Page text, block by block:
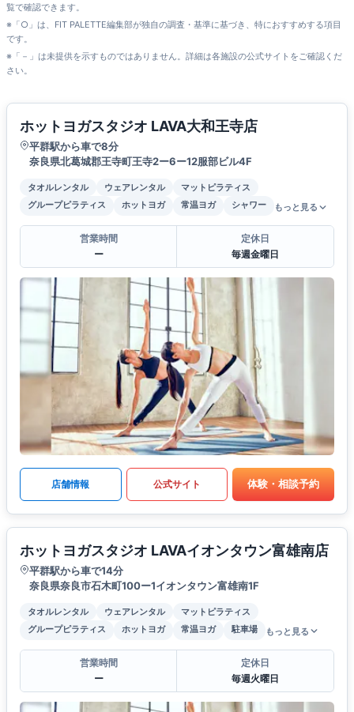
覧で確認できます。
※「○」は、FIT PALETTE編集部が独自の調査・基準に基づき、特におすすめする項目
です。
※「－」は未提供を示すものではありません。詳細は各施設の公式サイトをご確認くだ
さい。
ホットヨガスタジオ LAVA大和王寺店
平群駅から車で8分
奈良県北葛城郡王寺町王寺2ー6ー12服部ビル4F
タオルレンタル ウェアレンタル
マットピラティス
グループピラティス
ホットヨガ 常温ヨガ シャワー もっと見る
営業時間
ー
定休日
毎週金曜日
店舗情報 公式サイト 体験・相談予約
ホットヨガスタジオ LAVAイオンタウン富雄南店
平群駅から車で14分
奈良県奈良市石木町100ー1イオンタウン富雄南1F
タオルレンタル ウェアレンタル
マットピラティス
グループピラティス
ホットヨガ 常温ヨガ 駐車場 もっと見る
営業時間
ー
定休日
毎週火曜日